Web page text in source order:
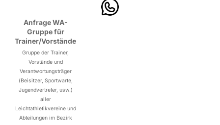
Anfrage WA-
Gruppe für
Trainer/Vorstände
Gruppe der Trainer,
Vorstände und
Verantwortungsträger
(Beisitzer, Sportwarte,
Jugendvertreter, usw.)
aller
Leichtathletikvereine und
Abteilungen im Bezirk